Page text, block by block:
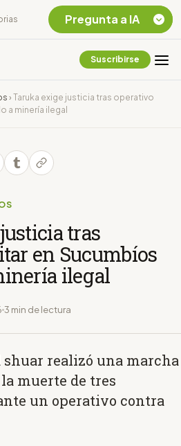
Suscribirse
› Taruka exige justicia tras operativo
a minería ilegal
tras
en Sucumbíos
ilegal
3 min de lectura
realizó una marcha
muerte de tres
un operativo contra
Pregunta a IA
Chevron Ecuador